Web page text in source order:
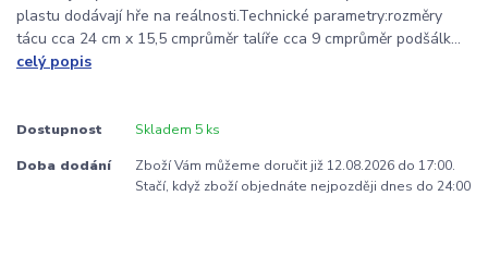
plastu dodávají hře na reálnosti.Technické parametry:rozměry
tácu cca 24 cm x 15,5 cmprůměr talíře cca 9 cmprůměr podšálk...
celý popis
Dostupnost Skladem 5 ks
Doba dodání
Zboží Vám můžeme doručit již 12.08.2026 do 17:00.
Stačí, když zboží objednáte nejpozději dnes do 24:00